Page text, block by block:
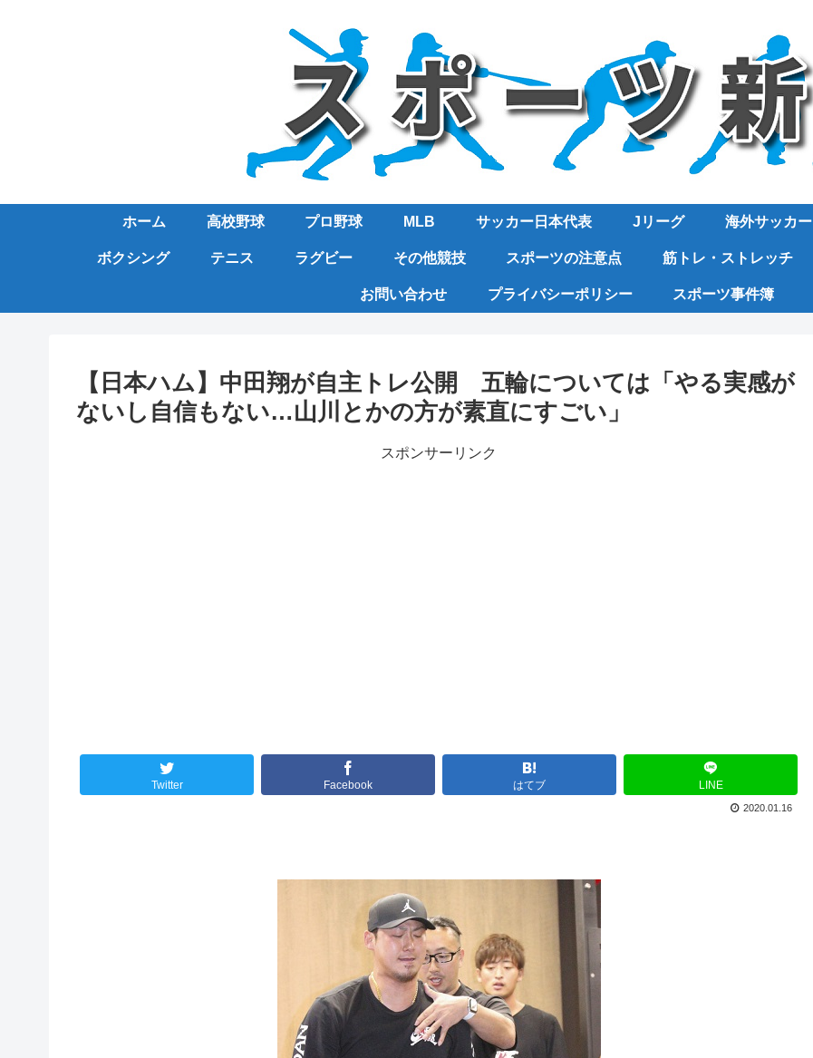
ホーム 高校野球 プロ野球 MLB サッカー日本代表 Jリーグ 海外サッカー
ボクシング テニス ラグビー その他競技 スポーツの注意点 筋トレ・ストレッチ
お問い合わせ プライバシーポリシー スポーツ事件簿
【日本ハム】中田翔が自主トレ公開 五輪については「やる実感が
ないし自信もない…山川とかの方が素直にすごい」
スポンサーリンク
Twitter Facebook はてブ LINE
2020.01.16